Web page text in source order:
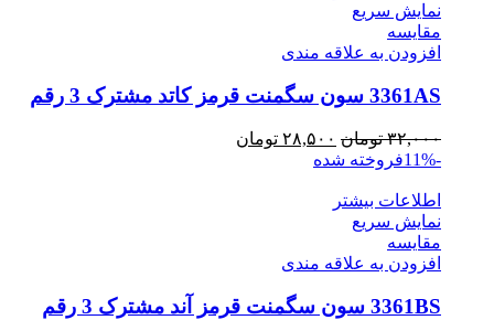
نمایش سریع
مقايسه
افزودن به علاقه مندی
3361AS سون سگمنت قرمز کاتد مشترک 3 رقم
۳۲,۰۰۰ تومان قیمت
اصلی
۲۸,۵۰۰ تومان
-11% فروخته شده
اطلاعات بیشتر
نمایش سریع
مقايسه
افزودن به علاقه مندی
3361BS سون سگمنت قرمز آند مشترک 3 رقم